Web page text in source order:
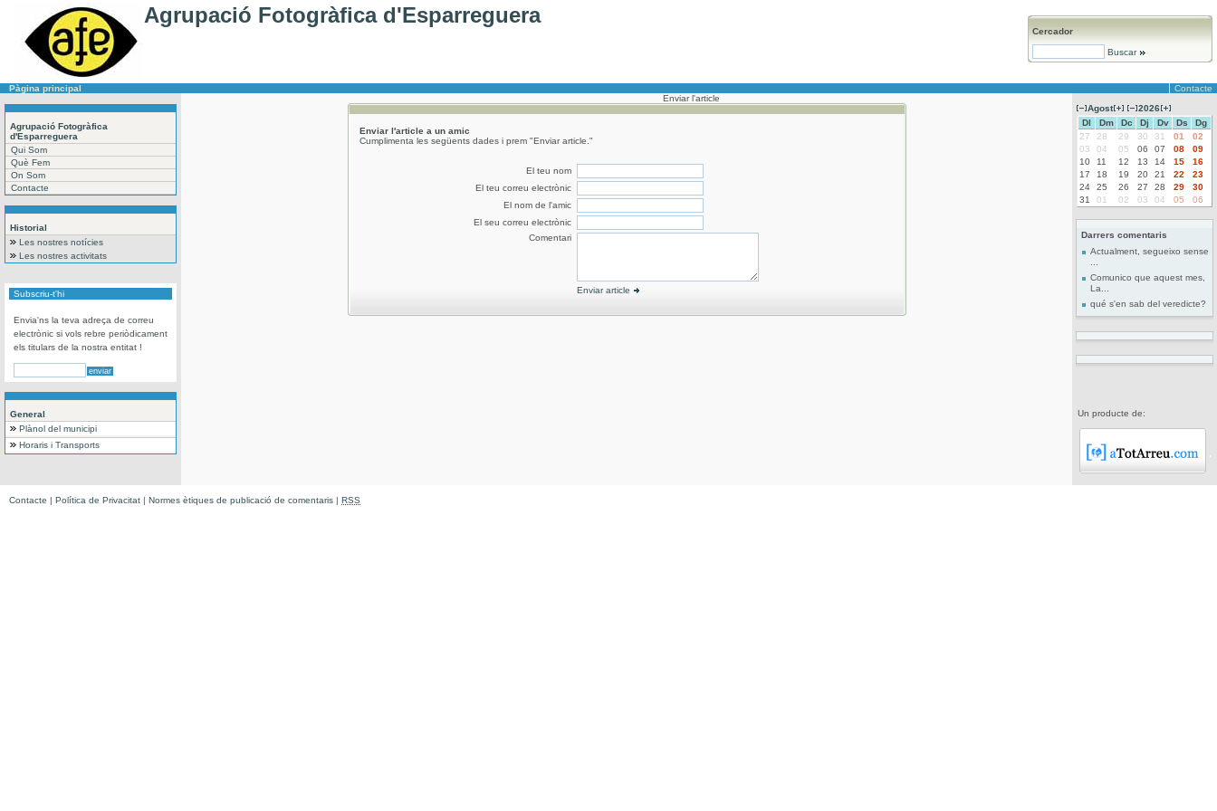
Agrupació Fotogràfica d'Esparreguera
Cercador
Buscar
Pàgina principal Contacte
Agrupació Fotogràfica
d'Esparreguera
Qui Som
Què Fem
On Som
Contacte
Historial
Les nostres notícies
Les nostres activitats
Subscriu-t'hi
Envia'ns la teva adreça de correu
electrònic si vols rebre periòdicament
els titulars de la nostra entitat !
General
Plànol del municipi
Horaris i Transports
Enviar l'article
Enviar l'article a un amic
Cumplimenta les següents dades i prem "Enviar article."
El teu nom
El teu correu electrònic
El nom de l'amic
El seu correu electrònic
Comentari
Enviar article
Agost
2026
Dl
Dm Dc Dj Dv Ds
Dg
27
28 29 30 31 01
02
03
04 05 06 07 08
09
10
11 12 13 14 15
16
17
18 19 20 21 22
23
24
25 26 27 28 29
30
31
01 02 03 04 05 06
Darrers comentaris
Actualment, segueixo sense
Comunico que aquest mes,
La...
qué s'en sab del veredicte?
Un producte de:
Contacte | Política de Privacitat | Normes ètiques de publicació de comentaris | RSS